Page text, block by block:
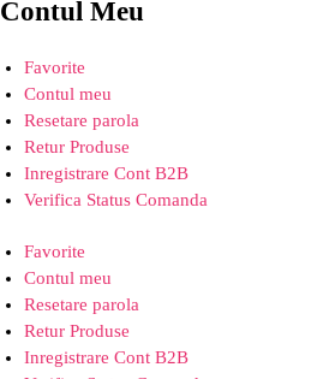
Contul Meu
Favorite
Contul meu
Resetare parola
Retur Produse
Inregistrare Cont B2B
Verifica Status Comanda
Favorite
Contul meu
Resetare parola
Retur Produse
Inregistrare Cont B2B